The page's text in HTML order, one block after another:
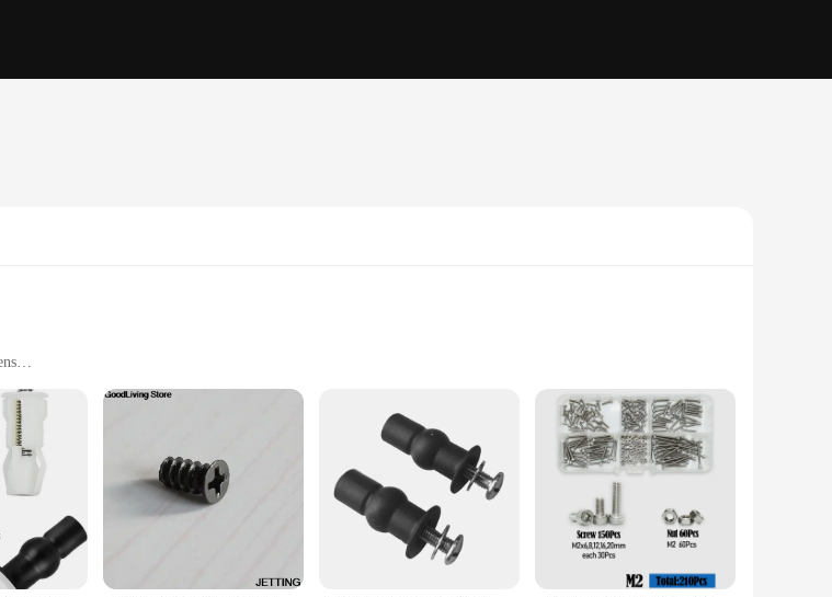
stainless steel, this coffee brewing tool is designed to withstand the rigors of daily use in both commercial
control during the brewing process. The compact size and lightweight nature make it an ideal addition to any
tool for brewing coffee with precision. Its versatility extends to a variety of brewing methods, making it a
coffee experience. The sleek design not only looks great but also enhances the user experience, making it a